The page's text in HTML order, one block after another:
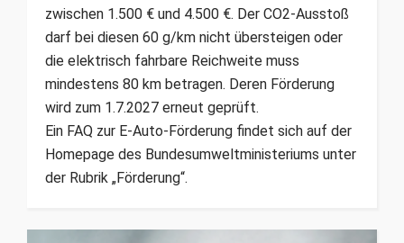
zwischen 1.500 € und 4.500 €. Der CO2-Ausstoß
darf bei diesen 60 g/km nicht übersteigen oder
die elektrisch fahrbare Reichweite muss
mindestens 80 km betragen. Deren Förderung
wird zum 1.7.2027 erneut geprüft.
Ein FAQ zur E-Auto-Förderung findet sich auf der
Homepage des Bundesumweltministeriums unter
der Rubrik „Förderung“.